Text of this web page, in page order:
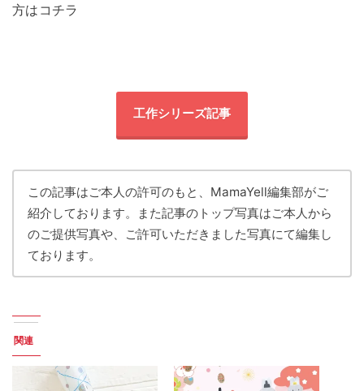
方はコチラ
工作シリーズ記事
この記事はご本人の許可のもと、MamaYell編集部がご
紹介しております。また記事のトップ写真はご本人から
のご提供写真や、ご許可いただきました写真にて編集し
ております。
関連